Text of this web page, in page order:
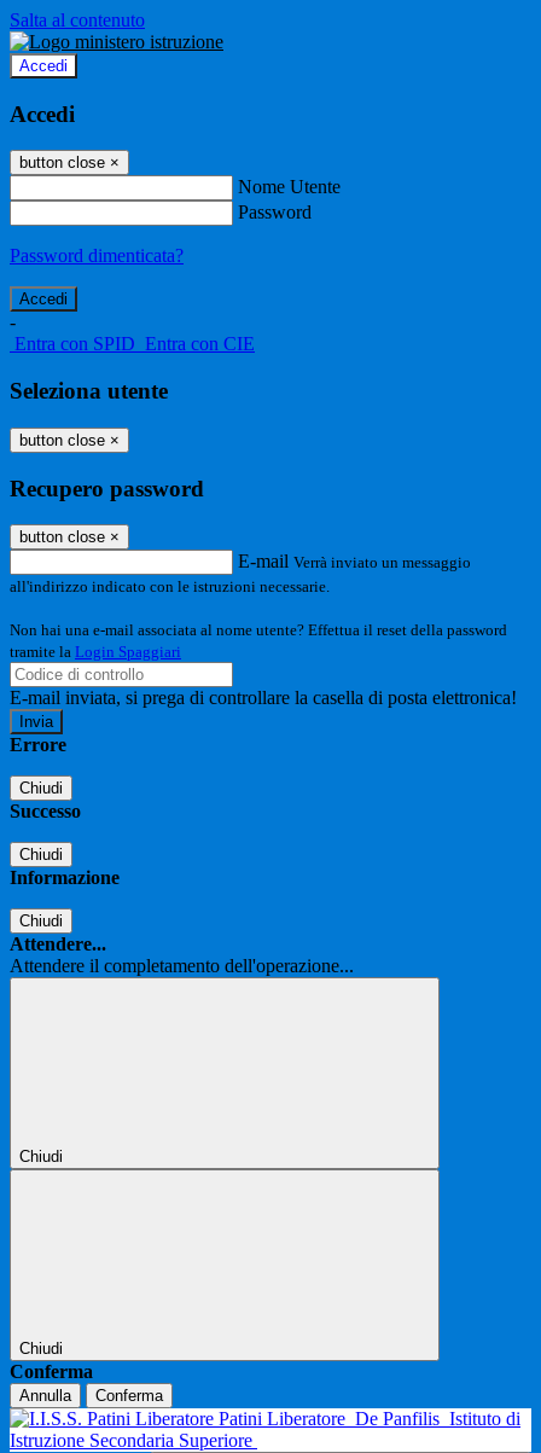
Salta al contenuto
Accedi
Accedi
button close ×
Nome Utente
Password
Password dimenticata?
-
Entra con SPID Entra con CIE
Seleziona utente
button close ×
Recupero password
button close ×
E-mail Verrà inviato un messaggio
all'indirizzo indicato con le istruzioni necessarie.
Non hai una e-mail associata al nome utente? Effettua il reset della password
tramite la Login Spaggiari
E-mail inviata, si prega di controllare la casella di posta elettronica!
Errore
Chiudi
Successo
Chiudi
Informazione
Chiudi
Attendere...
Attendere il completamento dell'operazione...
Chiudi
Chiudi
Conferma
Annulla Conferma
Patini Liberatore De Panfilis Istituto di
Istruzione Secondaria Superiore